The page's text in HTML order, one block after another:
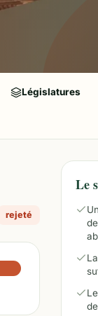
Législatures
rejeté
Le